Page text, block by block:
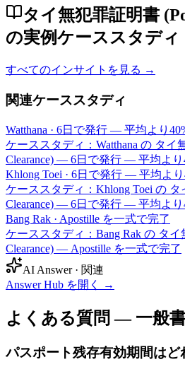
タイ無犯罪証明書
の実例ケーススタディ
すべてのインサイトを見る →
関連ケーススタディ
Watthana · 6日で発行 — 平均より
ケーススタディ：Watthana の タイ
Clearance) — 6日で発行 — 平均より
Khlong Toei · 6日で発行 — 平均より
ケーススタディ：Khlong Toei の タ
Clearance) — 6日で発行 — 平均より
Bang Rak · Apostille を一式で完了
ケーススタディ：Bang Rak の タイ
Clearance) — Apostille を一式で完了
AI Answer · 関連
Answer Hub を開く
→
よくある質問 — 一般
パスポート残存有効期間はど